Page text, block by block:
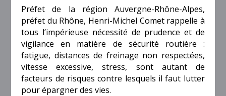
Préfet de la région Auvergne-Rhône-Alpes,
préfet du Rhône, Henri-Michel Cometrappelle à
tous l’impérieuse nécessité de prudence et de
vigilance en matière de sécurité routière :
fatigue, distances de freinage non respectées,
vitesse excessive, stress, sont autant de
facteurs de risques contre lesquels il faut lutter
pour épargner des vies.